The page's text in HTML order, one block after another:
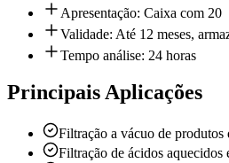
Apresentação: Caixa com 20
Validade: Até 12 meses,
Tempo análise: 24 horas
Principais Aplicações
Filtração a vácuo de produtos
Filtração de ácidos aquecidos